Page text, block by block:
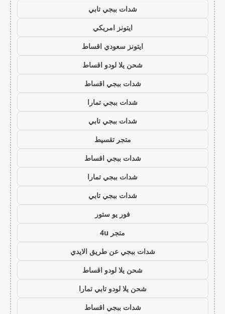
شدات ببجي تابي
ايتونز امريكي
ايتونز سعودي اقساط
شحن يلا لودو اقساط
شدات ببجي اقساط
شدات ببجي تمارا
شدات ببجي تابي
متجر تقسيط
شدات ببجي اقساط
شدات ببجي تمارا
شدات ببجي تابي
فور يو ستور
متجر 4u
شدات ببجي عن طريق الايدي
شحن يلا لودو اقساط
شحن يلا لودو تابي تمارا
شدات ببجي اقساط